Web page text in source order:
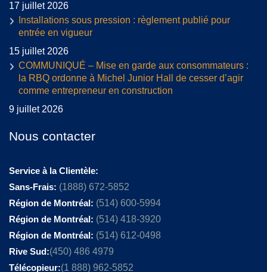
17 juillet 2026
Installations sous pression : règlement publié pour
entrée en vigueur
15 juillet 2026
COMMUNIQUÉ – Mise en garde aux consommateurs :
la RBQ ordonne à Michel Junior Hall de cesser d’agir
comme entrepreneur en construction
9 juillet 2026
Nous contacter
Service à la Clientèle:
Sans-Frais: (1888) 672-5852
Région de Montréal: (514) 600-5994
Région de Montréal: (514) 418-3920
Région de Montréal: (514) 612-0498
Rive Sud:(450) 486 4979
Télécopieur:(1 888) 962-5852